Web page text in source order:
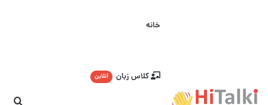
خانه
کلاس زبان آنلاین